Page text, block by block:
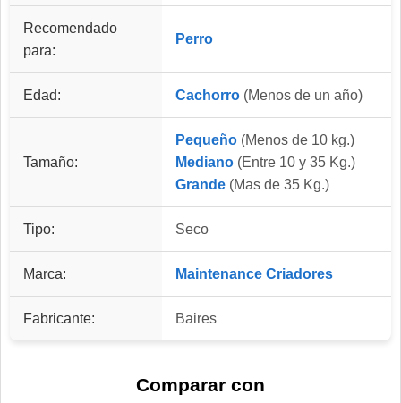
Recomendado
para:
Perro
Edad: Cachorro (Menos de un año)
Tamaño:
Pequeño (Menos de 10 kg.)
Mediano (Entre 10 y 35 Kg.)
Grande (Mas de 35 Kg.)
Tipo: Seco
Marca: Maintenance Criadores
Fabricante: Baires
Comparar con